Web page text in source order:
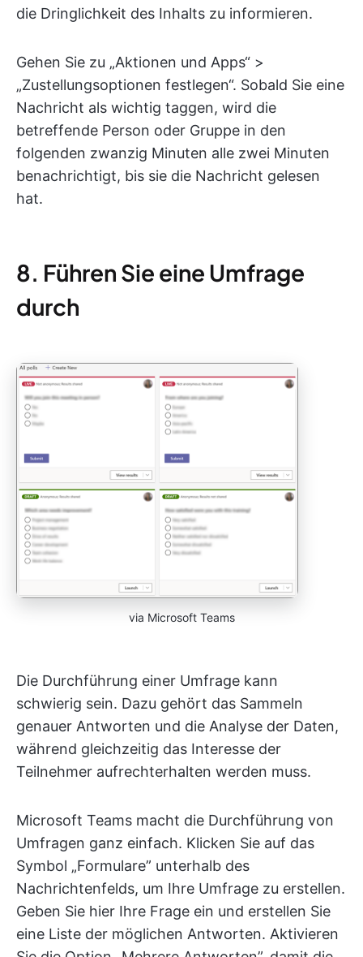
die Dringlichkeit des Inhalts zu informieren.
Gehen Sie zu „Aktionen und Apps“ >
„Zustellungsoptionen festlegen“. Sobald Sie eine
Nachricht als wichtig taggen, wird die
betreffende Person oder Gruppe in den
folgenden zwanzig Minuten alle zwei Minuten
benachrichtigt, bis sie die Nachricht gelesen
hat.
8. Führen Sie eine Umfrage
durch
via Microsoft Teams
Die Durchführung einer Umfrage kann
schwierig sein. Dazu gehört das Sammeln
genauer Antworten und die Analyse der Daten,
während gleichzeitig das Interesse der
Teilnehmer aufrechterhalten werden muss.
Microsoft Teams macht die Durchführung von
Umfragen ganz einfach. Klicken Sie auf das
Symbol „Formulare” unterhalb des
Nachrichtenfelds, um Ihre Umfrage zu erstellen.
Geben Sie hier Ihre Frage ein und erstellen Sie
eine Liste der möglichen Antworten. Aktivieren